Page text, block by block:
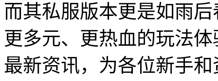
而其私服版本更是如雨
更多元、更热血的玩法
最新资讯，为各位新手